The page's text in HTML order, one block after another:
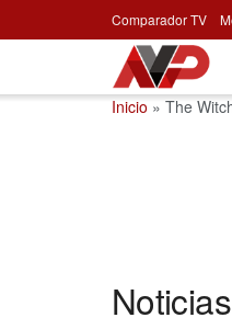
Comparador TV
Inicio » The